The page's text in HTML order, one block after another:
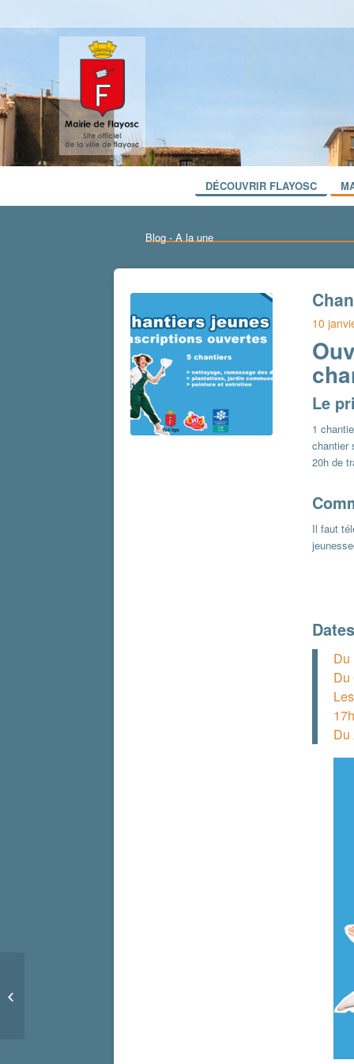
DÉCOUVRIR FLAYOSC
Blog - A la une
10
Le
1
chantier
20h de
Il faut
Du
Du
Du